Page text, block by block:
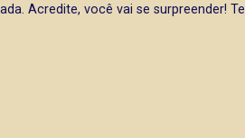
Acredite, você vai se surpreender! Te